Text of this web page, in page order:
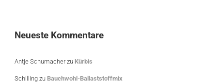
Neueste Kommentare
Antje Schumacherzu Kürbis
Schilling zu Bauchwohl-Ballaststoffmix